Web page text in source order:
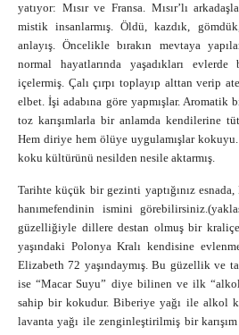
yatıyor: Mısır ve Fransa. Mısır’lı
mistik insanlarmış. Öldü, kazdık,
anlayış. Öncelikle bırakın mevtaya
normal hayatlarında yaşadıkları
içelermiş. Çalı çırpı toplayıp alttan verip
elbet. İşi adabına göre yapmışlar.
toz karışımlarla bir anlamda kendilerine
Hem diriye hem ölüye uygulamışlar
koku kültürünü nesilden nesile aktarmış.
Tarihte küçük bir gezinti yaptığınız
hanımefendinin ismini
güzelliğiyle dillere destan olmuş bir
yaşındaki Polonya Kralı kendisine
Elizabeth 72 yaşındaymış. Bu güzellik ve
ise “Macar Suyu” diye bilinen ve ilk
sahip bir kokudur. Biberiye yağı ile alkol
lavanta yağı ile zenginleştirilmiş bir